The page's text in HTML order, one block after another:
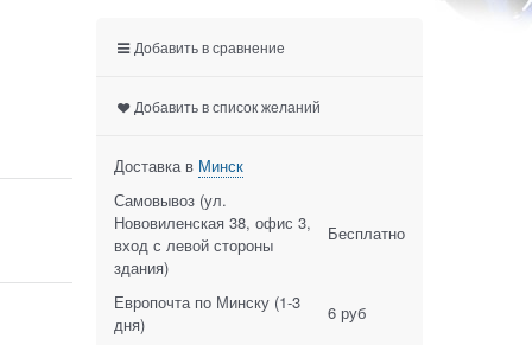
Добавить в сравнение
Добавить в список желаний
Доставка в Минск
Самовывоз (ул.
Нововиленская 38, офис 3,
вход с левой стороны
здания)
Бесплатно
Европочта по Минску (1-3
дня)
6 руб